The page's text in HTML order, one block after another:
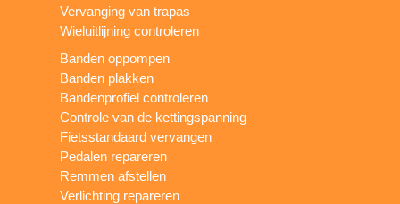
Vervanging van trapas
Wieluitlijning controleren
Banden oppompen
Banden plakken
Bandenprofiel controleren
Controle van de kettingspanning
Fietsstandaard vervangen
Pedalen repareren
Remmen afstellen
Verlichting repareren